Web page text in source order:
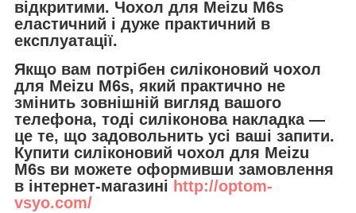
відкритими. Чохол для Meizu M6s
еластичний і дуже практичний в
експлуатації.
Якщо вам потрібен силіконовий чохол
для Meizu M6s, який практично не
змінить зовнішній вигляд вашого
телефона, тоді силіконова накладка —
це те, що задовольнить усі ваші запити.
Купити силіконовий чохол для Meizu
M6s ви можете оформивши замовлення
в інтернет-магазині http://optom-
vsyo.com/